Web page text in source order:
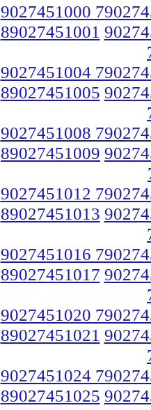
9027451000
89027451001
9027451004
89027451005
9027451008
89027451009
9027451012
89027451013
9027451016
89027451017
9027451020
89027451021
9027451024
89027451025